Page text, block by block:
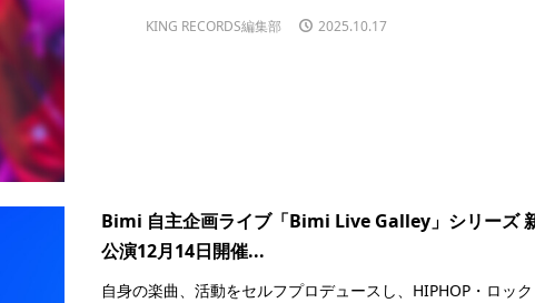
KING RECORDS編集部 2025.10.17
Bimi 自主企画ライブ「Bimi Live Galley」シリーズ
公演12月14日開催...
自身の楽曲、活動をセルフプロデュースし、HIPHOP・ロック